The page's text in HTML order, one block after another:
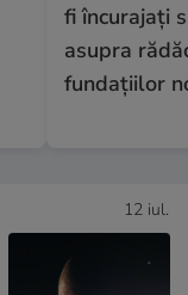
fi încurajați
asupra
fundațiilor
12 iul.